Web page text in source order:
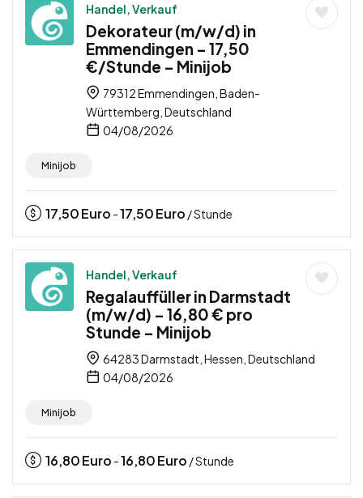
Handel, Verkauf
Dekorateur (m/w/d) in
Emmendingen – 17,50
€/Stunde – Minijob
79312 Emmendingen, Baden-
Württemberg, Deutschland
04/08/2026
Minijob
17,50Euro -17,50Euro / Stunde
Handel, Verkauf
Regalauffüller in Darmstadt
(m/w/d) – 16,80 € pro
Stunde – Minijob
64283 Darmstadt, Hessen, Deutschland
04/08/2026
Minijob
16,80Euro -16,80Euro / Stunde